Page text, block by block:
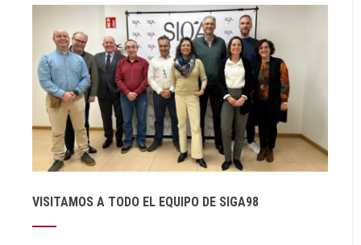
VISITAMOS A TODO EL EQUIPO DE SIGA98